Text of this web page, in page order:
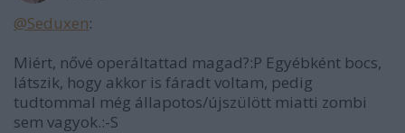
@Seduxen:
Miért, nővé operáltattad magad?:P Egyébként bocs,
látszik, hogy akkor is fáradt voltam, pedig
tudtommal még állapotos/újszülött miatti zombi
sem vagyok.:-S